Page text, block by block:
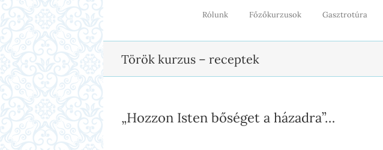
Rólunk Főzőkurzusok Gasztrotúra
Török kurzus – receptek
„Hozzon Isten bőséget a házadra”…